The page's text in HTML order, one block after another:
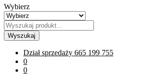
Wybierz
Wyszukaj
Dział sprzedaży 665 199 755
0
0